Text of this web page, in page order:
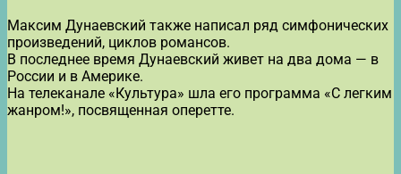
Максим Дунаевский также написал ряд симфонических
произведений, циклов романсов.
В последнее время Дунаевский живет на два дома — в
России и в Америке.
На телеканале «Культура» шла его программа «С легким
жанром!», посвященная оперетте.